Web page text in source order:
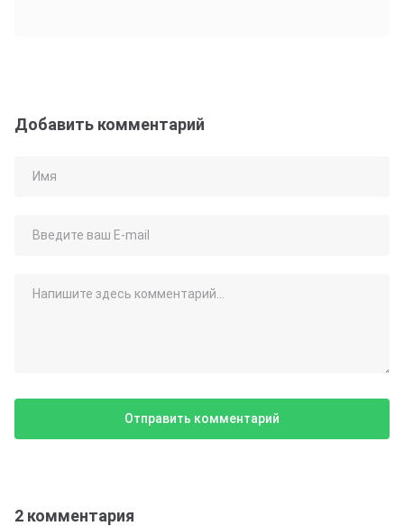
Добавить комментарий
2 комментария